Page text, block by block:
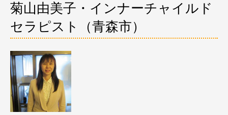
菊山由美子・インナーチャイルド
セラピスト（青森市）